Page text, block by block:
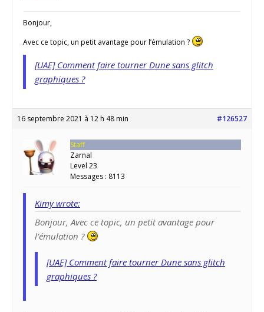
Bonjour,
Avec ce topic, un petit avantage pour l’émulation ?
[UAE] Comment faire tourner Dune sans glitch
graphiques ?
16 septembre 2021 à 12 h 48 min #126527
Staff
Zarnal
Level 23
Messages : 8113
Kimy wrote:
Bonjour, Avec ce topic, un petit avantage pour
l’émulation ?
[UAE] Comment faire tourner Dune sans glitch
graphiques ?